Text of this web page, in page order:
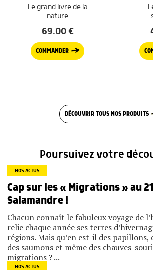
Le grand livre de la
nature
69.00€
COMMANDER
DÉCOUVRIR TOUS NOS PRODUITS
Poursuivez votre
NOS ACTUS
Cap sur les « Migrations » au
Salamandre !
Chacun connaît le fabuleux voyage de
relie chaque année ses terres
régions. Mais qu’en est-il des papillons,
des saumons et même des chauves-
migrations ? ...
NOS ACTUS